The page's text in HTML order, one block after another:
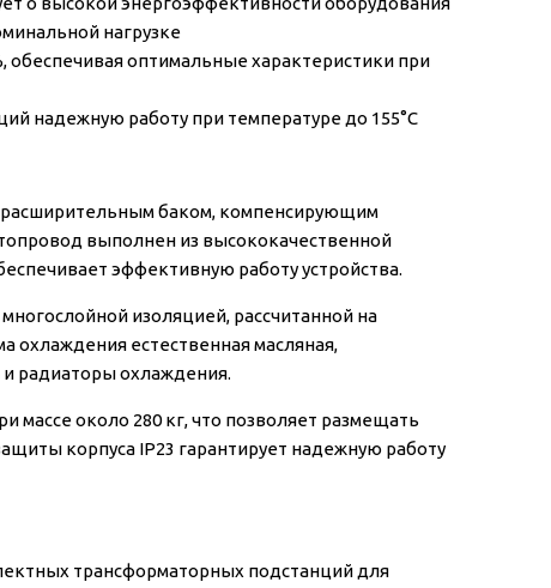
нагрузке
обеспечивая оптимальные характеристики при
надежную работу при температуре до 155°C
баком, компенсирующим
выполнен из высококачественной
эффективную работу устройства.
изоляцией, рассчитанной на
охлаждения естественная масляная,
радиаторы охлаждения.
массе около 280 кг, что позволяет размещать
корпуса IP23 гарантирует надежную работу
трансформаторных подстанций для